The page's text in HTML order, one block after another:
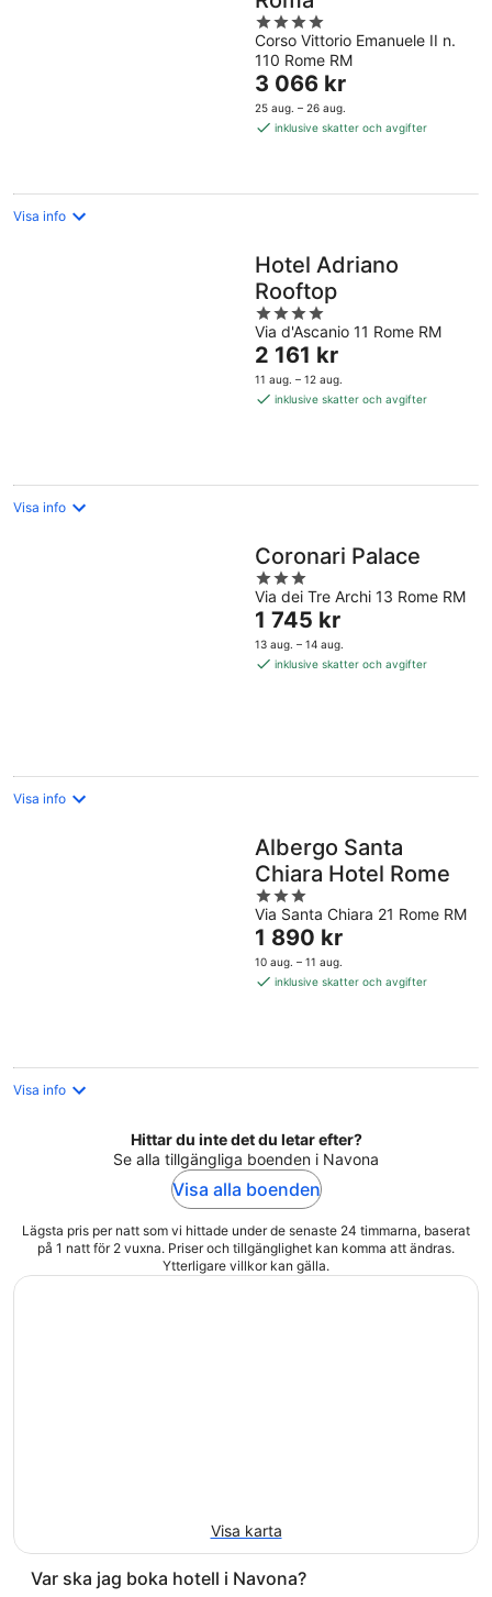
4
out
of
5
Corso Vittorio Emanuele II n.
110 Rome RM
Priset
är
3 066 kr
3 066 kr
25 aug. – 26 aug.
inklusive skatter och avgifter
Visa info
Hotel Adriano
Rooftop
4
out
of
5
Via d'Ascanio 11 Rome RM
Priset
är
2 161 kr
2 161 kr
11 aug. – 12 aug.
inklusive skatter och avgifter
Visa info
Coronari Palace
3
out
of
5
Via dei Tre Archi 13 Rome RM
Priset
är
1 745 kr
1 745 kr
13 aug. – 14 aug.
inklusive skatter och avgifter
Visa info
Albergo Santa
Chiara Hotel Rome
3
out
of
5
Via Santa Chiara 21 Rome RM
Priset
är
1 890 kr
1 890 kr
10 aug. – 11 aug.
inklusive skatter och avgifter
Visa info
Hittar du inte det du letar efter?
Se alla tillgängliga boenden i Navona
Visa alla boenden
Lägsta pris per natt som vi hittade under de senaste 24 timmarna, baserat
på 1 natt för 2 vuxna. Priser och tillgänglighet kan komma att ändras.
Ytterligare villkor kan gälla.
Visa karta
Var ska jag boka hotell i Navona?